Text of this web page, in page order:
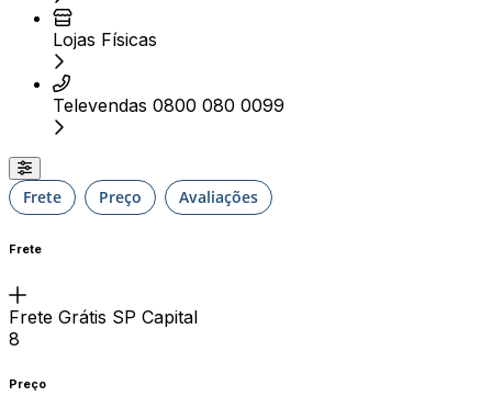
Lojas Físicas
Televendas 0800 080 0099
Frete Preço Avaliações
Frete
Frete Grátis SP Capital
8
Preço